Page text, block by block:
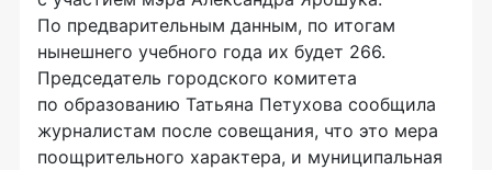
По предварительным данным, по итогам
нынешнего учебного года их будет 266.
Председатель городского комитета
по образованию Татьяна Петухова сообщила
журналистам после совещания, что это мера
поощрительного характера, и муниципальная